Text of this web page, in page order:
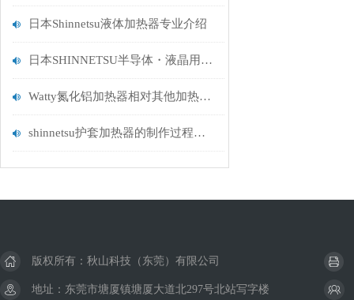
日本Shinnetsu液体加热器专业介绍
日本SHINNETSU半导体・液晶用加热器的专业解析
Watty氮化铝加热器相对其他加热器的优势
shinnetsu护套加热器的制作过程讲解
版权所有：秋山科技（东莞）有限公司
地址：东莞市塘厦镇塘厦大道北297号北站写字楼